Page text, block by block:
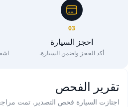
03
احجز السيارة
أكد الحجز واضمن السيارة.
تقرير الفحص
اجتازت السيارة فحص التصدير. تمت